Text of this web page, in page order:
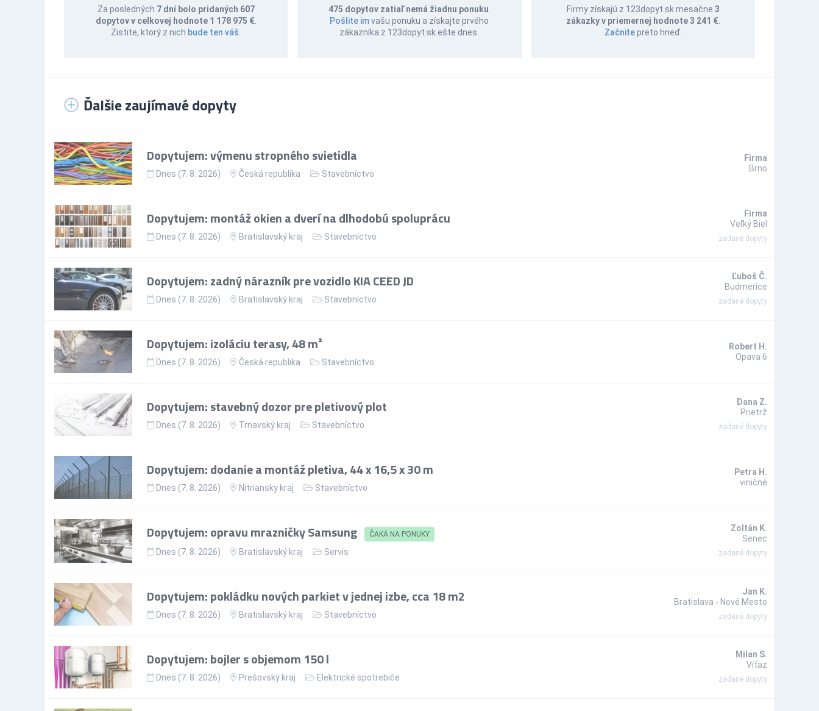
Za posledných 7 dní bolo pridaných 607
dopytov v celkovej hodnote 1 178 975 €.
Zistite, ktorý z nich bude ten váš
475 dopytov zatiaľ nemá žiadnu ponuku
Pošlite imvašu ponuku a získajte prvého
zákazníka z 123dopyt.sk ešte dnes.
Firmy získajú z 123dopyt.sk mesačne 3
zákazky v priemernej hodnote 3 241 €.
Začnitepreto hneď.
Ďalšie zaujímavé dopyty
Dopytujem: výmenu stropného svietidla
Dnes (7. 8. 2026) Česká republika Stavebníctvo
Firma
Brno
Dopytujem: montáž okien a dverí na dlhodobú spoluprácu
Dnes (7. 8. 2026) Bratislavský kraj Stavebníctvo
Firma
Veľký Biel
zadané dopyty
Dopytujem: zadný nárazník pre vozidlo KIA CEED JD
Dnes (7. 8. 2026) Bratislavský kraj Stavebníctvo
Ľuboš Č.
Budmerice
zadané dopyty
Dopytujem: izoláciu terasy, 48 m²
Dnes (7. 8. 2026) Česká republika Stavebníctvo
Robert H.
Opava 6
Dopytujem: stavebný dozor pre pletivový plot
Dnes (7. 8. 2026) Trnavský kraj Stavebníctvo
Dana Z.
Prietrž
zadané dopyty
Dopytujem: dodanie a montáž pletiva, 44 x 16,5 x 30 m
Dnes (7. 8. 2026) Nitriansky kraj Stavebníctvo
Petra H.
viničné
Dopytujem: opravu mrazničky Samsung ČAKÁ NA PONUKY
Dnes (7. 8. 2026) Bratislavský kraj Servis
Zoltán K.
Senec
zadané dopyty
Dopytujem: pokládku nových parkiet v jednej izbe, cca 18 m2
Dnes (7. 8. 2026) Bratislavský kraj Stavebníctvo
Jan K.
Bratislava - Nové Mesto
zadané dopyty
Dopytujem: bojler s objemom 150 l
Dnes (7. 8. 2026) Prešovský kraj Elektrické spotrebiče
Milan S.
Víťaz
zadané dopyty